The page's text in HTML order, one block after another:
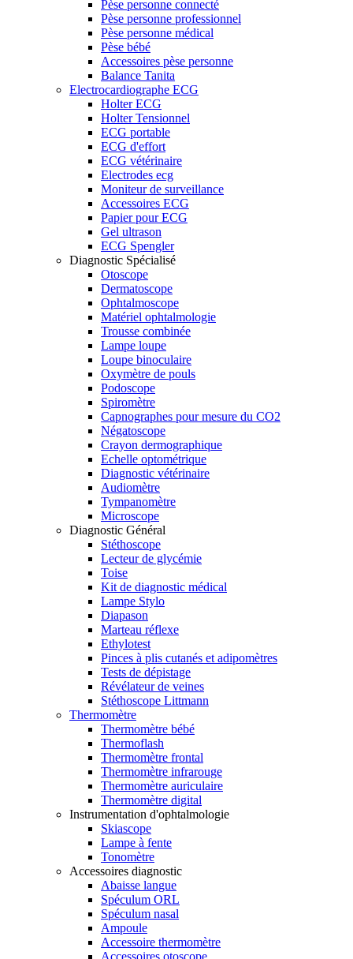
Pèse personne connecté
Pèse personne professionnel
Pèse personne médical
Pèse bébé
Accessoires pèse personne
Balance Tanita
Electrocardiographe ECG
Holter ECG
Holter Tensionnel
ECG portable
ECG d'effort
ECG vétérinaire
Electrodes ecg
Moniteur de surveillance
Accessoires ECG
Papier pour ECG
Gel ultrason
ECG Spengler
Diagnostic Spécialisé
Otoscope
Dermatoscope
Ophtalmoscope
Matériel ophtalmologie
Trousse combinée
Lampe loupe
Loupe binoculaire
Oxymètre de pouls
Podoscope
Spiromètre
Capnographes pour mesure du CO2
Négatoscope
Crayon dermographique
Echelle optométrique
Diagnostic vétérinaire
Audiomètre
Tympanomètre
Microscope
Diagnostic Général
Stéthoscope
Lecteur de glycémie
Toise
Kit de diagnostic médical
Lampe Stylo
Diapason
Marteau réflexe
Ethylotest
Pinces à plis cutanés et adipomètres
Tests de dépistage
Révélateur de veines
Stéthoscope Littmann
Thermomètre
Thermomètre bébé
Thermoflash
Thermomètre frontal
Thermomètre infrarouge
Thermomètre auriculaire
Thermomètre digital
Instrumentation d'ophtalmologie
Skiascope
Lampe à fente
Tonomètre
Accessoires diagnostic
Abaisse langue
Spéculum ORL
Spéculum nasal
Ampoule
Accessoire thermomètre
Accessoires otoscope